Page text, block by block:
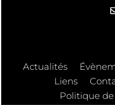
Actualités
Liens
Politique